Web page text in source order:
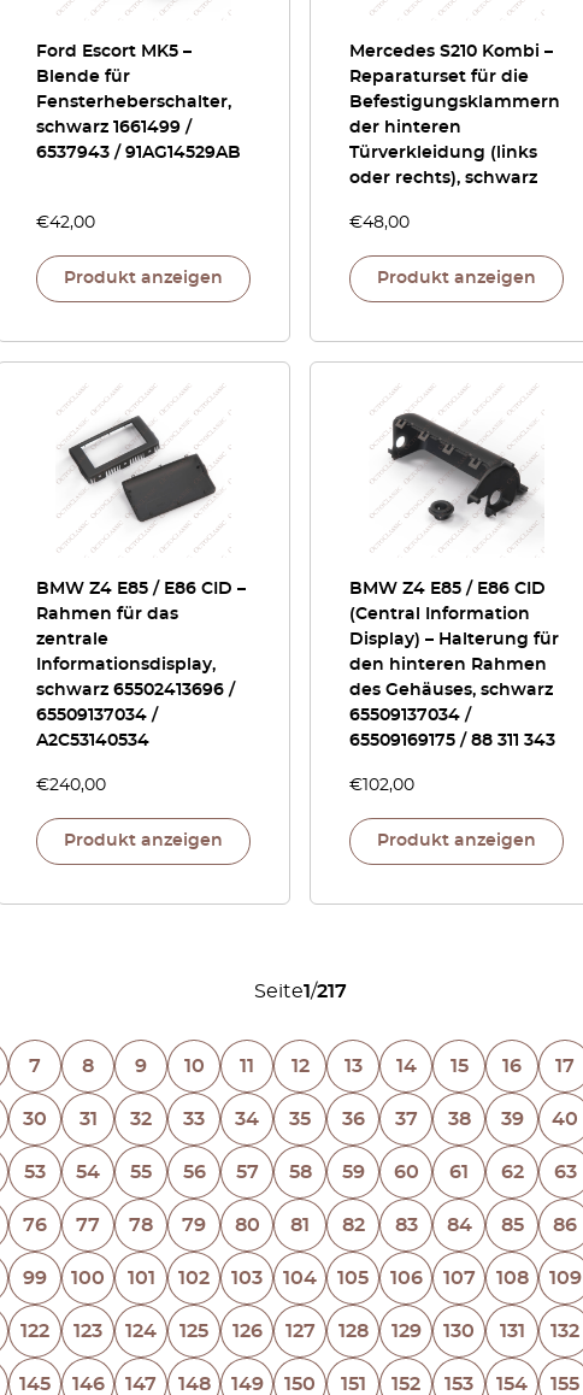
Ford Escort MK5 –
Blende für
Fensterheberschalter,
schwarz 1661499 /
6537943 / 91AG14529AB
€42,00
Produkt anzeigen
Mercedes S210 Kombi –
Reparaturset für die
Befestigungsklammern
der hinteren
Türverkleidung (links
oder rechts), schwarz
€48,00
Produkt anzeigen
BMW Z4 E85 / E86 CID –
Rahmen für das
zentrale
Informationsdisplay,
schwarz 65502413696 /
65509137034 /
A2C53140534
€240,00
Produkt anzeigen
BMW Z4 E85 / E86 CID
(Central Information
Display) – Halterung für
den hinteren Rahmen
des Gehäuses, schwarz
65509137034 /
65509169175 / 88 311 343
€ 102,00
Produkt anzeigen
Seite1/217
7 8 9 10 11 12 13 14 15 16 17
30 31 32 33 34 35 36 37 38 39 40
53 54 55 56 57 58 59 60 61 62 63
76 77 78 79 80 81 82 83 84 85 86
99 100 101 102 103 104 105 106 107 108 109
122 123 124 125 126 127 128 129 130 131 132
145 146 147 148 149 150 151 152 153 154 155